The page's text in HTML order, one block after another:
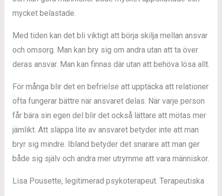
mycket belastade.
Med tiden kan det bli viktigt att börja skilja mellan ansvar
och omsorg. Man kan bry sig om andra utan att ta över
deras ansvar. Man kan finnas där utan att behöva lösa allt.
För många blir det en befrielse att upptäcka att relationer
ofta fungerar bättre när ansvaret delas. När varje person
får bära sin egen del blir det också lättare att mötas mer
jämlikt. Att släppa lite av ansvaret betyder inte att man
bryr sig mindre. Ibland betyder det snarare att man ger
både sig själv och andra mer utrymme att vara människor.
Lisa Pousette, legitimerad psykoterapeut. Terapeutiska